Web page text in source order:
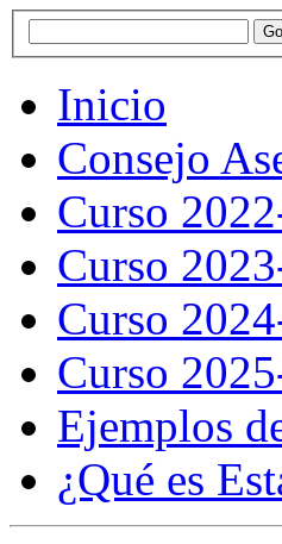
Inicio
Consejo
Curso
Curso
Curso
Curso
Ejemplos
¿Qué es